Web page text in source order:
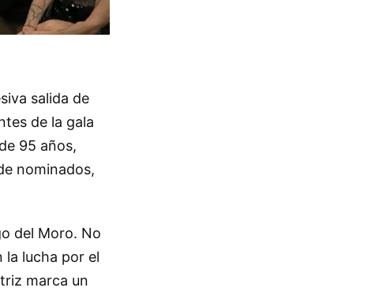
salida de
de la gala
95 años,
nominados,
del Moro. No
la lucha por el
marca un